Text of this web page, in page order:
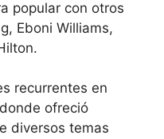
popular con otros
Eboni Williams,
recurrentes en
ofreció
diversos temas